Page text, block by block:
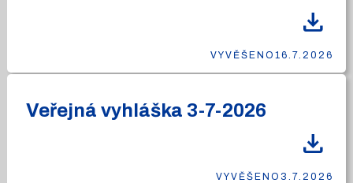
download
VYVĚŠENO 16.7.2026
Veřejná vyhláška 3-7-2026
download
VYVĚŠENO 3.7.2026